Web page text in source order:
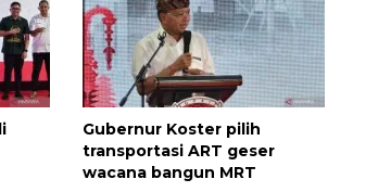
Gubernur Koster pilih
transportasi ART geser
wacana bangun MRT